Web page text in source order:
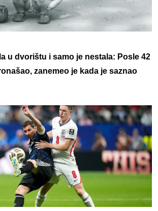
u dvorištu i samo je nestala: Posle 42
zanemeo je kada je saznao